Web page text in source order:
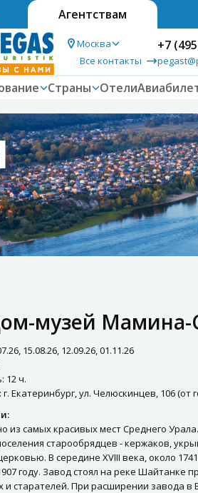
Агентствам
Москва
Все контакты
+7
Страны Отели
музей Мамина-
15.08.26, 12.09.26, 01.11.26
12 ч.
Екатеринбург, ул. Челюскинцев, 106
из самых красивых мест Среднего
старообрядцев - кержаков,
В середине XVIII века, около
году. Завод стоял на реке Шайтанке
и старателей. При расширении завода в